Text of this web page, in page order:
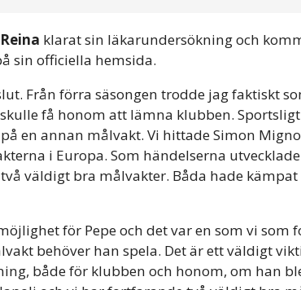
klarat sin läkarundersökning och
sin officiella hemsida.
Från förra säsongen trodde jag faktiskt
få honom att lämna klubben.
en annan målvakt. Vi hittade Simon
i Europa. Som händelserna
väldigt bra målvakter. Båda hade
för Pepe och det var en som vi som
behöver han spela. Det är ett väldigt
både för klubben och honom, om han